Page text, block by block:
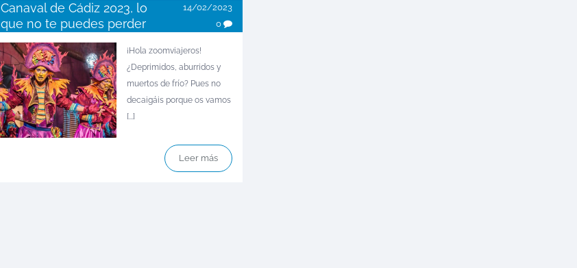
Canaval de Cádiz 2023, lo
que no te puedes perder
14/02/2023
0
¡Hola zoomviajeros!
¿Deprimidos, aburridos y
muertos de frío? Pues no
decaigáis porque os vamos
[...]
Leer más